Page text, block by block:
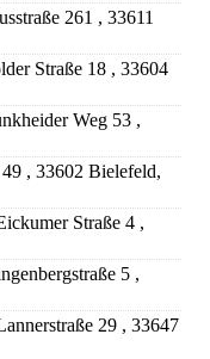
261 , 33611
Straße 18 , 33604
Weg 53 ,
, 33602 Bielefeld,
Straße 4 ,
5 ,
29 , 33647